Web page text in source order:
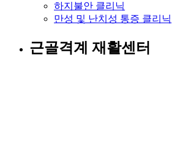
하지불안 클리닉
만성 및 난치성 통증 클리닉
근골격계 재활센터